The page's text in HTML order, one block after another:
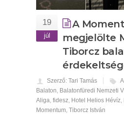
19
júl
A
megjelölte
Tiborcz
Szerző: Tari Tamás
Balaton, Balatonfüredi Nemzeti
Aliga, fidesz, Hotel Helios Hévíz,
Momentum, Tiborcz István